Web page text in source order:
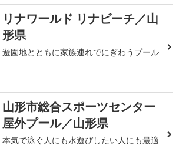
リナワールド リナビーチ／山
形県
遊園地とともに家族連れでにぎわうプール
山形市総合スポーツセンター
屋外プール／山形県
本気で泳ぐ人にも水遊びしたい人にも最適